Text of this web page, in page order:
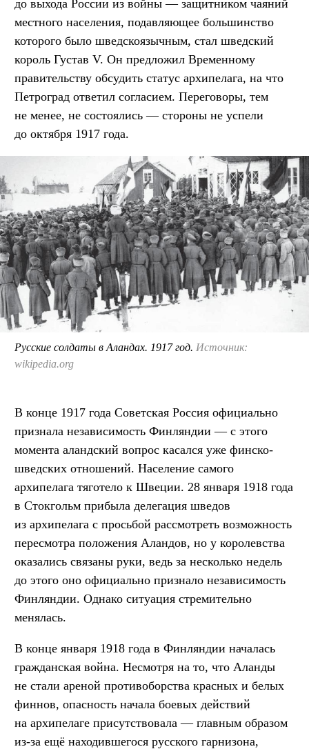
до выхода России из войны — защитником чаяний
местного населения, подавляющее большинство
которого было шведскоязычным, стал шведский
король Густав V. Он предложил Временному
правительству обсудить статус архипелага, на что
Петроград ответил согласием. Переговоры, тем
не менее, не состоялись — стороны не успели
до октября 1917 года.
Русские солдаты в Аландах. 1917 год. Источник:
wikipedia.org
В конце 1917 года Советская Россия официально
признала независимость Финляндии — с этого
момента аландский вопрос касался уже финско-
шведских отношений. Население самого
архипелага тяготело к Швеции. 28 января 1918 года
в Стокгольм прибыла делегация шведов
из архипелага с просьбой рассмотреть возможность
пересмотра положения Аландов, но у королевства
оказались связаны руки, ведь за несколько недель
до этого оно официально признало независимость
Финляндии. Однако ситуация стремительно
менялась.
В конце января 1918 года в Финляндии началась
гражданская война. Несмотря на то, что Аланды
не стали ареной противоборства красных и белых
финнов, опасность начала боевых действий
на архипелаге присутствовала — главным образом
из-за ещё находившегося русского гарнизона,